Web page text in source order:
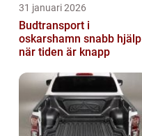
31 januari 2026
Budtransport i
oskarshamn snabb hjälp
när tiden är knapp